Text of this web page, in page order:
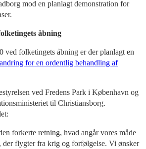
mod en planlagt demonstration for
åbning
ved folketingets åbning er der planlagt en
for en ordentlig behandling af
ved Fredens Park i København og
til Christiansborg.
forkerte retning, hvad angår vores måde
der flygter fra krig og forfølgelse. Vi ønsker